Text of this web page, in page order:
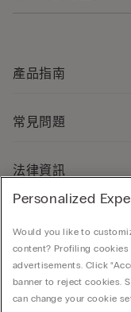
產品指南
常見問題
法律資訊
Personalized
Would you like to
content? Profiling
advertisements. Click
banner to reject cookies.
can change your cookie